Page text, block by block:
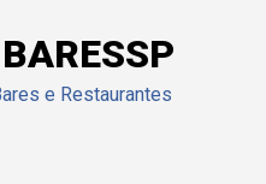
e Restaurantes